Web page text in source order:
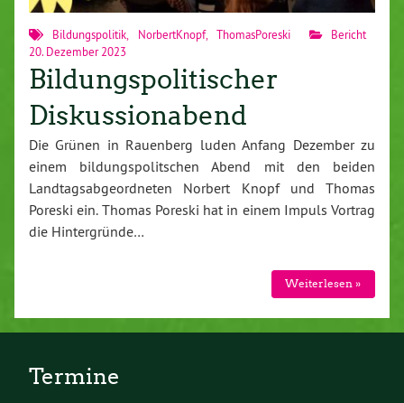
Bildungspolitik NorbertKnopf,ThomasPoreski
Bericht
20. Dezember 2023
Bildungspolitischer
Diskussionabend
Die Grünen in Rauenberg luden Anfang Dezember zu
einem bildungspolitschen Abend mit den beiden
Landtagsabgeordneten Norbert Knopf und Thomas
Poreski ein. Thomas Poreski hat in einem Impuls Vortrag
die Hintergründe…
Weiterlesen »
Termine